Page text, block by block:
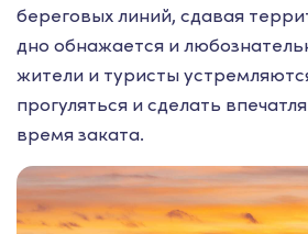
береговых линий, сдавая
дно обнажается и
жители и туристы
прогуляться и сделать
время заката.